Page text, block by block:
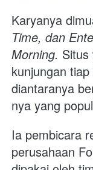
Karyanya
Time, dan
Morning.
kunjungan
diantaranya
nya yang
Ia pembicara
perusahaan